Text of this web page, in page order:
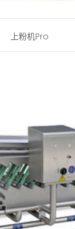
上粉机Pro